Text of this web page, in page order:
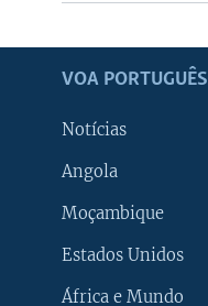
VOA PORTUGUÊS
Notícias
Angola
Moçambique
Estados Unidos
África e Mundo